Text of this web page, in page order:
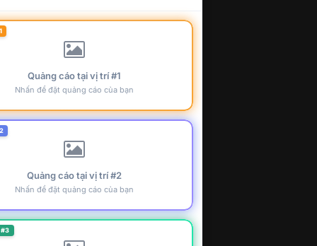
Quảng cáo tại vị trí #1
Nhấn để đặt quảng cáo của bạn
Quảng cáo tại vị trí #2
Nhấn để đặt quảng cáo của bạn